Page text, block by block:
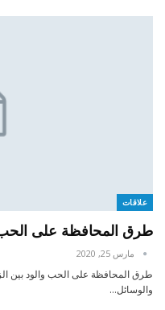
علاقات
طرق المحافظة على الحب
مارس 25, 2020
طرق المحافظة على الحب والود بين
والوسائل…